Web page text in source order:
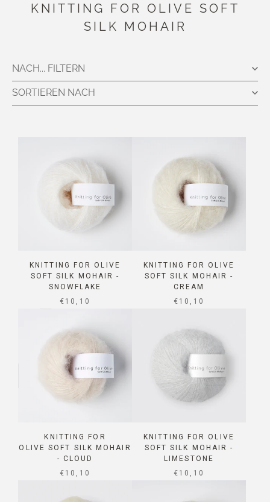
KNITTING FOR OLIVE SOFT
SILK MOHAIR
SORTIEREN NACH
NACH... FILTERN
KNITTING FOR OLIVE
SOFT SILK MOHAIR -
SNOWFLAKE
SALE PRICE
€10,10
KNITTING FOR OLIVE
SOFT SILK MOHAIR -
CREAM
SALE PRICE
€10,10
KNITTING FOR
OLIVE SOFT SILK MOHAIR
- CLOUD
SALE PRICE
€10,10
KNITTING FOR OLIVE
SOFT SILK MOHAIR -
LIMESTONE
SALE PRICE
€10,10